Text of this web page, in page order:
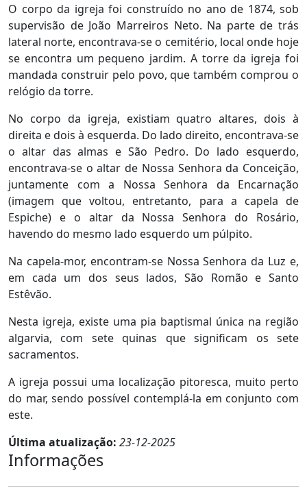
O corpo da igreja foi construído no ano de 1874, sob
supervisão de João Marreiros Neto. Na parte de trás
lateral norte, encontrava-se o cemitério, local onde hoje
se encontra um pequeno jardim. A torre da igreja foi
mandada construir pelo povo, que também comprou o
relógio da torre.
No corpo da igreja, existiam quatro altares, dois à
direita e dois à esquerda. Do lado direito, encontrava-se
o altar das almas e São Pedro. Do lado esquerdo,
encontrava-se o altar de Nossa Senhora da Conceição,
juntamente com a Nossa Senhora da Encarnação
(imagem que voltou, entretanto, para a capela de
Espiche) e o altar da Nossa Senhora do Rosário,
havendo do mesmo lado esquerdo um púlpito.
Na capela-mor, encontram-se Nossa Senhora da Luz e,
em cada um dos seus lados, São Romão e Santo
Estêvão.
Nesta igreja, existe uma pia baptismal única na região
algarvia, com sete quinas que significam os sete
sacramentos.
A igreja possui uma localização pitoresca, muito perto
do mar, sendo possível contemplá-la em conjunto com
este.
Última atualização: 23-12-2025
Informações